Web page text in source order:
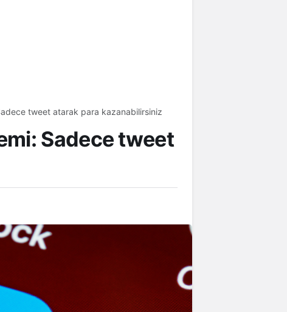
tweet atarak para kazanabilirsiniz
Sadece tweet